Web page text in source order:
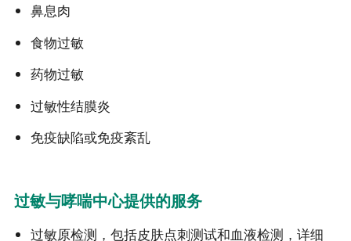
鼻息肉
食物过敏
药物过敏
过敏性结膜炎
免疫缺陷或免疫紊乱
过敏与哮喘中心提供的服务
过敏原检测，包括皮肤点刺测试和血液检测，详细